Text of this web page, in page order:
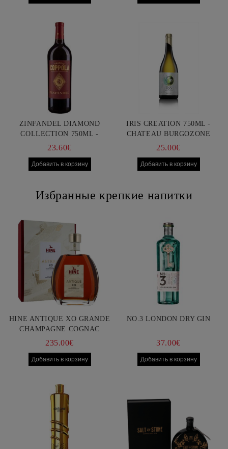
ZINFANDEL DIAMOND
COLLECTION 750ML -
FRANCIS FORD COPPOLA
23.60€
IRIS CREATION 750ML -
CHATEAU BURGOZONE
25.00€
Избранные крепкие напитки
HINE ANTIQUE XO GRANDE
CHAMPAGNE COGNAC
750ML
235.00€
NO.3 LONDON DRY GIN
37.00€